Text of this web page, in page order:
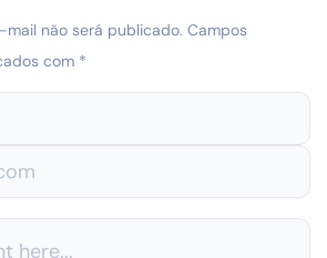
não será publicado. Campos
com *